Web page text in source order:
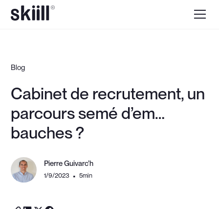
Blog
Cabinet de recrutement, un
parcours semé d’em…
bauches ?
Pierre Guivarc’h
1/9/2023 • 5min